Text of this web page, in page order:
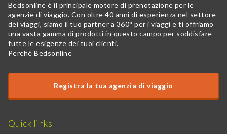
Bedsonline è il principale motore di prenotazione per le
agenzie di viaggio. Con oltre 40 anni di esperienza nel settore
dei viaggi, siamo il tuo partner a 360° per i viaggi e ti offriamo
una vasta gamma di prodotti in questo campo per soddisfare
tutte le esigenze dei tuoi clienti.
Perché Bedsonline
Registra la tua agenzia di viaggio
Quick links